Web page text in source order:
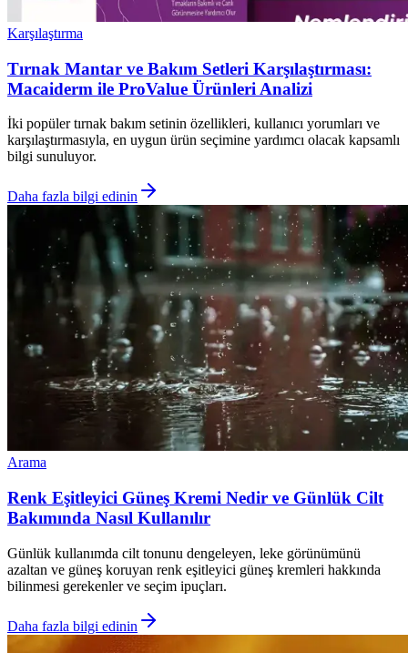
Karşılaştırma
Tırnak Mantar ve Bakım Setleri Karşılaştırması:
Macaiderm ile ProValue Ürünleri Analizi
İki popüler tırnak bakım setinin özellikleri, kullanıcı yorumları ve
karşılaştırmasıyla, en uygun ürün seçimine yardımcı olacak kapsamlı
bilgi sunuluyor.
Daha fazla bilgi edinin
Arama
Renk Eşitleyici Güneş Kremi Nedir ve Günlük Cilt
Bakımında Nasıl Kullanılır
Günlük kullanımda cilt tonunu dengeleyen, leke görünümünü
azaltan ve güneş koruyan renk eşitleyici güneş kremleri hakkında
bilinmesi gerekenler ve seçim ipuçları.
Daha fazla bilgi edinin